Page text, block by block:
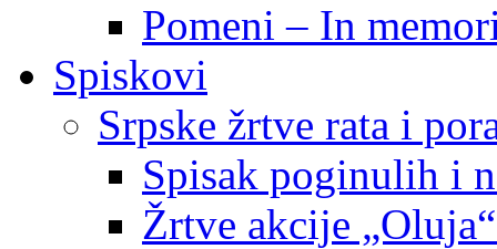
Pomeni – In
Spiskovi
Srpske žrtve rata i
Spisak poginulih i
Žrtve akcije